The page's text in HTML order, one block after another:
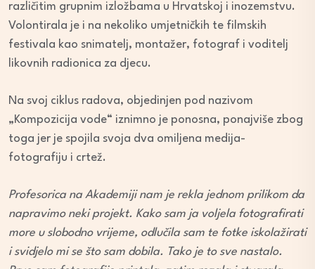
različitim grupnim izložbama u Hrvatskoj i inozemstvu.
Volontirala je i na nekoliko umjetničkih te filmskih
festivala kao snimatelj, montažer, fotograf i voditelj
likovnih radionica za djecu.
Na svoj ciklus radova, objedinjen pod nazivom
„Kompozicija vode“ iznimno je ponosna, ponajviše zbog
toga jer je spojila svoja dva omiljena medija-
fotografiju i crtež.
Profesorica na Akademiji nam je rekla jednom prilikom da
napravimo neki projekt. Kako sam ja voljela fotografirati
more u slobodno vrijeme, odlučila sam te fotke iskolažirati
i svidjelo mi se što sam dobila. Tako je to sve nastalo.